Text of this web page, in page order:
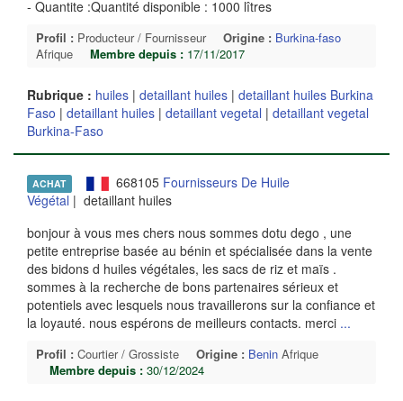
- Quantite :Quantité disponible : 1000 lîtres
Profil : Producteur / Fournisseur Origine : Burkina-faso
Afrique
Membre depuis : 17/11/2017
Rubrique : huiles | detaillant huiles | detaillant huiles Burkina
Faso | detaillant huiles | detaillant vegetal | detaillant vegetal
Burkina-Faso
ACHAT 668105 Fournisseurs De Huile
Végétal | detaillant huiles
bonjour à vous mes chers nous sommes dotu dego , une
petite entreprise basée au bénin et spécialisée dans la vente
des bidons d huiles végétales, les sacs de riz et maïs .
sommes à la recherche de bons partenaires sérieux et
potentiels avec lesquels nous travaillerons sur la confiance et
la loyauté. nous espérons de meilleurs contacts. merci ...
Profil : Courtier / Grossiste Origine : Benin Afrique
Membre depuis : 30/12/2024